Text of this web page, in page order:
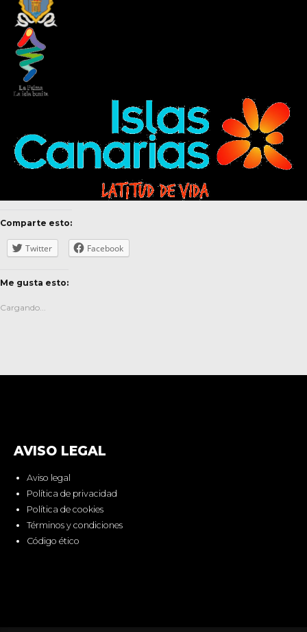
Comparte esto:
Twitter Facebook
Me gusta esto:
Cargando...
AVISO LEGAL
Aviso legal
Política de privacidad
Política de cookies
Términos y condiciones
Código ético